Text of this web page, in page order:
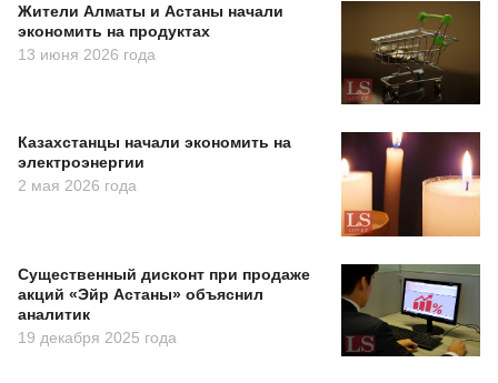
Жители Алматы и Астаны начали
экономить на продуктах
13 июня 2026 года
Казахстанцы начали экономить на
электроэнергии
2 мая 2026 года
Существенный дисконт при продаже
акций «Эйр Астаны» объяснил
аналитик
19 декабря 2025 года